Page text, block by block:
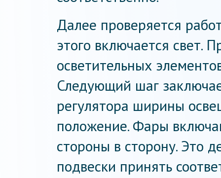
Далее проверяется
этого включается свет.
осветительных
Следующий шаг
регулятора ширины
положение. Фары
стороны в сторону. Это
подвески принять